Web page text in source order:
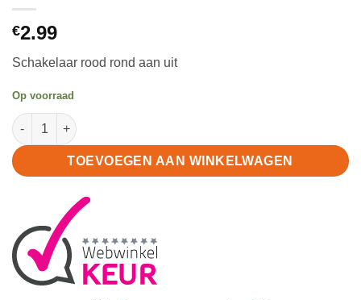
€2.99
Schakelaar rood rond aan uit
Op voorraad
Schakelaar transparant rood rond aan uit aantal
TOEVOEGEN AAN WINKELWAGEN